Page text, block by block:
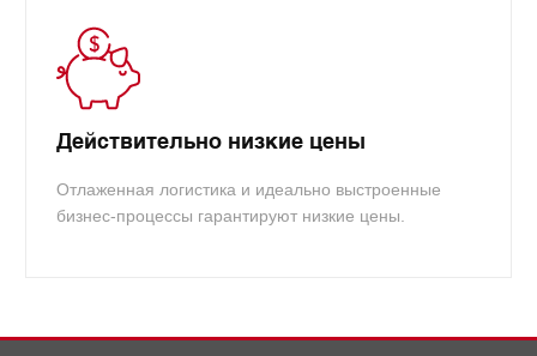
Действительно низкие цены
Отлаженная логистика и идеально выстроенные
бизнес-процессы гарантируют низкие цены.